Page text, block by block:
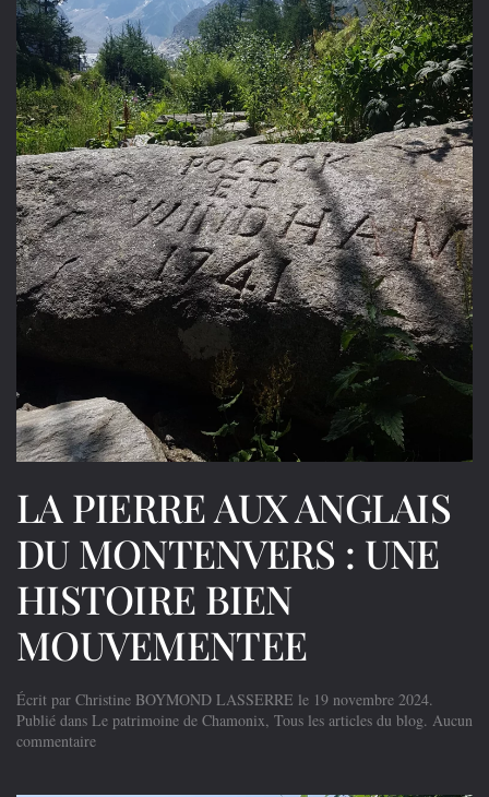
LA PIERRE AUX ANGLAIS
DU MONTENVERS : UNE
HISTOIRE BIEN
MOUVEMENTEE
Écrit par Christine BOYMOND LASSERRE le 19 novembre 2024.
Publié dans Le patrimoine de Chamonix, Tous les articles du blog. Aucun
commentairesur